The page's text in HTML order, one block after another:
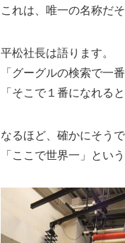
これは、唯一の名称だそ
平松社長は語ります。
「グーグルの検索で一
「そこで１番になれる
なるほど、確かにそうで
「ここで世界一」とい